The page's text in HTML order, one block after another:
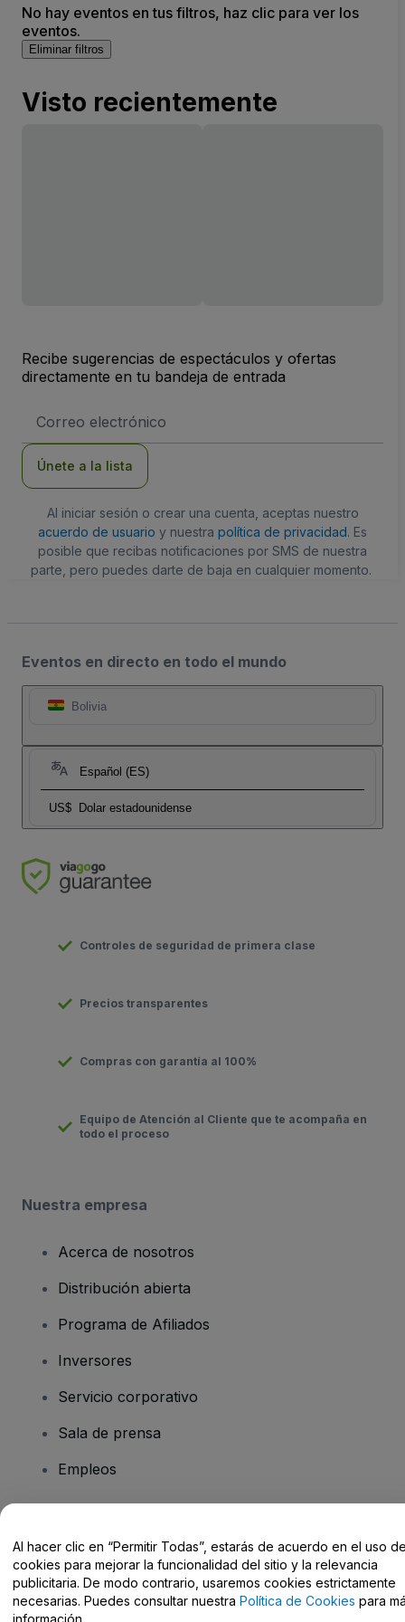
No hay eventos en tus filtros, haz clic para ver los
eventos.
Eliminar filtros
Visto recientemente
Recibe sugerencias de espectáculos y ofertas
directamente en tu bandeja de entrada
de
Únete a la lista
Al iniciar sesión o crear una cuenta, aceptas nuestro
acuerdo de usuario y nuestra política de privacidad. Es
posible que recibas notificaciones por SMS de nuestra
parte, pero puedes darte de baja en cualquier momento.
Eventos en directo en todo el mundo
Bolivia
Español (ES)
US$ Dolar estadounidense
Controles de seguridad de primera clase
Precios transparentes
Compras con garantía al 100%
Equipo de Atención al Cliente que te acompaña en
todo el proceso
Nuestra empresa
Acerca de nosotros
Distribución abierta
Programa de Afiliados
Inversores
Servicio corporativo
Sala de prensa
Empleos
Centro de Ayuda / Contacto
Al hacer clic en “Permitir Todas”, estarás de acuerdo en el uso
cookies para mejorar la funcionalidad del sitio y la relevancia
publicitaria. De modo contrario, usaremos cookies estrictamente
necesarias. Puedes consultar nuestra Política de Cookies para
información.